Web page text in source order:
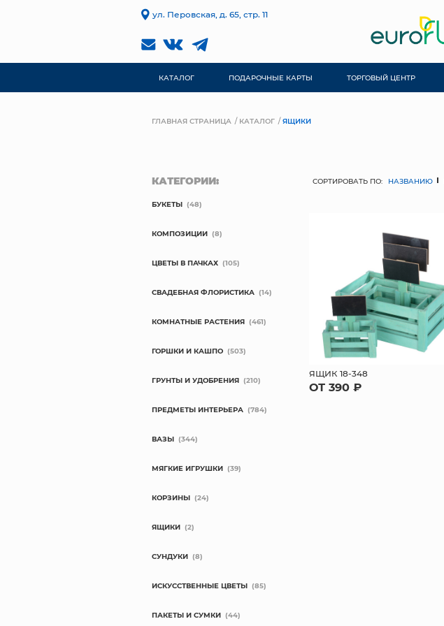
ул. Перовская, д. 65, стр. 11
КАТАЛОГ ПОДАРОЧНЫЕ КАРТЫ ТОРГОВЫЙ ЦЕНТР
ГЛАВНАЯ СТРАНИЦА КАТАЛОГ ЯЩИКИ
СОРТИРОВАТЬ ПО: НАЗВАНИЮ
ЯЩИК 18-348
ОТ 390 ₽
КАТЕГОРИИ:
БУКЕТЫ (48)
КОМПОЗИЦИИ (8)
ЦВЕТЫ В ПАЧКАХ (105)
СВАДЕБНАЯ ФЛОРИСТИКА (14)
КОМНАТНЫЕ РАСТЕНИЯ (461)
ГОРШКИ И КАШПО (503)
ГРУНТЫ И УДОБРЕНИЯ (210)
ПРЕДМЕТЫ ИНТЕРЬЕРА (784)
ВАЗЫ (344)
МЯГКИЕ ИГРУШКИ (39)
КОРЗИНЫ (24)
ЯЩИКИ (2)
СУНДУКИ (8)
ИСКУССТВЕННЫЕ ЦВЕТЫ (85)
ПАКЕТЫ И СУМКИ (44)